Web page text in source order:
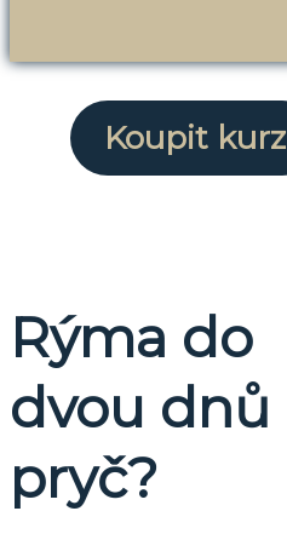
Koupit kurz
Rýma do
dvou dnů
pryč?